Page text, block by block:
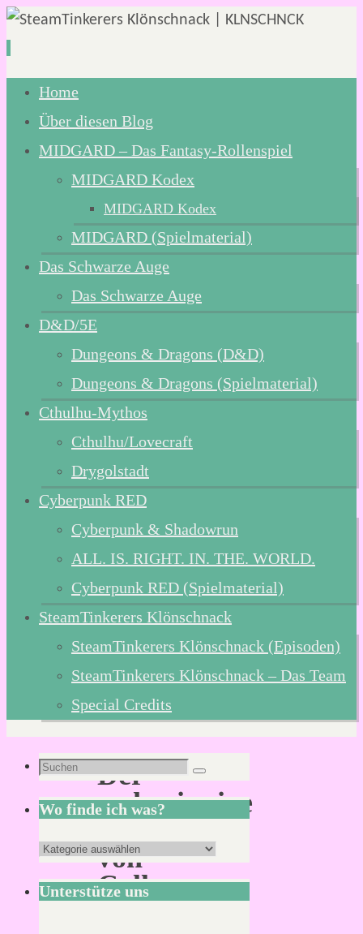
Zum
Inhalt
springen
Home
Über diesen Blog
MIDGARD – Das Fantasy-Rollenspiel
MIDGARD Kodex
MIDGARD Kodex
MIDGARD (Spielmaterial)
Das Schwarze Auge
Das Schwarze Auge
D&D/5E
Dungeons & Dragons (D&D)
Dungeons & Dragons (Spielmaterial)
Cthulhu-Mythos
Cthulhu/Lovecraft
Drygolstadt
Cyberpunk RED
Cyberpunk & Shadowrun
ALL. IS. RIGHT. IN. THE. WORLD.
Cyberpunk RED (Spielmaterial)
SteamTinkerers Klönschnack
SteamTinkerers Klönschnack (Episoden)
SteamTinkerers Klönschnack – Das Team
Special Credits
Der
wahnsinnige
Zauber
von
Call
Suchen
nach:
Suchen
Wo finde ich was?
Wo
finde
ich
Unterstütze uns